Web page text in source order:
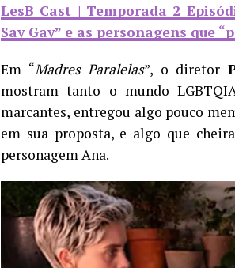
LesB Cast | Temporada 2
Say Gay” e as personagens que
Em “Madres Paralelas”, o diretor
mostram tanto o mundo
marcantes, entregou algo pouco
em sua proposta, e algo que
personagem Ana.